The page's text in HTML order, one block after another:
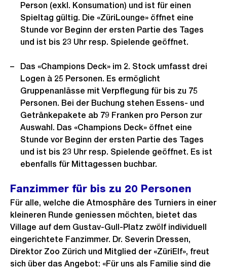
Person (exkl. Konsumation) und ist für einen
Spieltag gültig. Die «ZüriLounge» öffnet eine
Stunde vor Beginn der ersten Partie des Tages
und ist bis 23 Uhr resp. Spielende geöffnet.
Das «Champions Deck» im 2. Stock umfasst drei
Logen à 25 Personen. Es ermöglicht
Gruppenanlässe mit Verpflegung für bis zu 75
Personen. Bei der Buchung stehen Essens- und
Getränkepakete ab 79 Franken pro Person zur
Auswahl. Das «Champions Deck» öffnet eine
Stunde vor Beginn der ersten Partie des Tages
und ist bis 23 Uhr resp. Spielende geöffnet. Es ist
ebenfalls für Mittagessen buchbar.
Fanzimmer für bis zu 20 Personen
Für alle, welche die Atmosphäre des Turniers in einer
kleineren Runde geniessen möchten, bietet das
Village auf dem Gustav-Gull-Platz zwölf individuell
eingerichtete Fanzimmer. Dr. Severin Dressen,
Direktor Zoo Zürich und Mitglied der «ZüriElf», freut
sich über das Angebot: «Für uns als Familie sind die